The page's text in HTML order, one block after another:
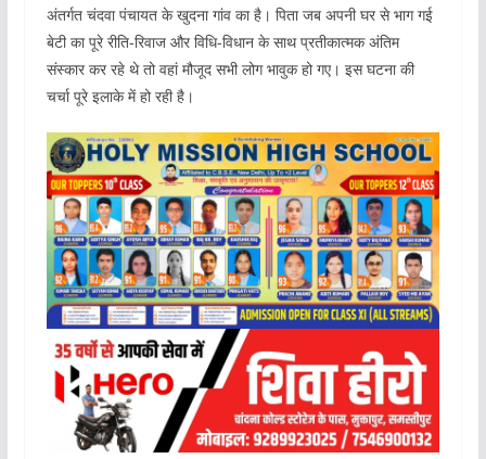
अंतर्गत चंदवा पंचायत के खुदना गांव का है। पिता जब अपनी घर से भाग गई
बेटी का पूरे रीति-रिवाज और विधि-विधान के साथ प्रतीकात्मक अंतिम
संस्कार कर रहे थे तो वहां मौजूद सभी लोग भावुक हो गए। इस घटना की
चर्चा पूरे इलाके में हो रही है।